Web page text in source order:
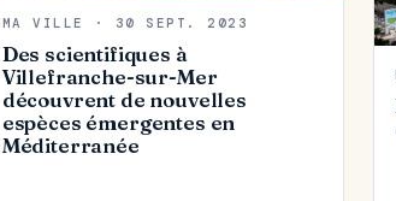
MA VILLE · 30 SEPT. 2023
Des scientifiques à
Villefranche-sur-Mer
découvrent de nouvelles
espèces émergentes en
Méditerranée